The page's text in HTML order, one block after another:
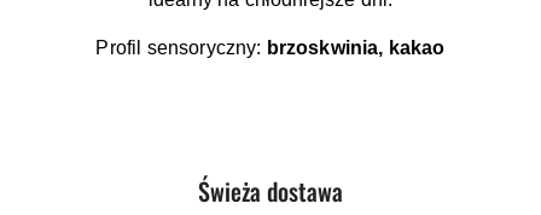
Profil sensoryczny: brzoskwinia, kakao
Pomiń karuzelę produktów
Produkty
Świeża dostawa